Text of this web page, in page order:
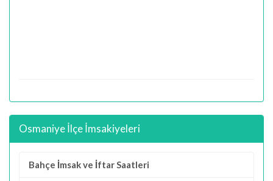
Osmaniye İlçe İmsakiyeleri
Bahçe İmsak ve İftar Saatleri